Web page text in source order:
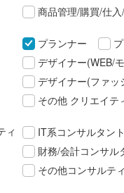
商品管理/購買/仕
プランナー
デザイナー(WEB/
デザイナー(ファッ
その他 クリエイテ
ィ
IT系コンサルタント
財務/会計コンサル
その他コンサルテ